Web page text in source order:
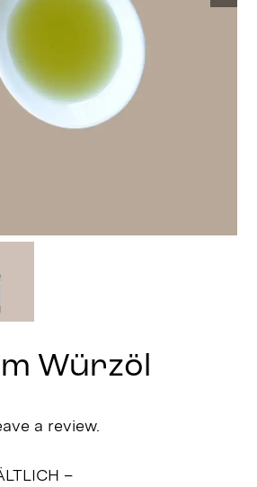
Stay in Touch
Würzöl
a review.
–